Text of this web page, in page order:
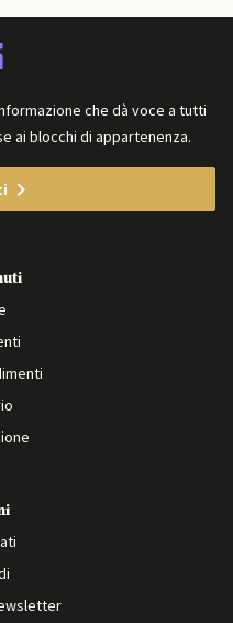
che dà voce a tutti
ai blocchi di appartenenza.